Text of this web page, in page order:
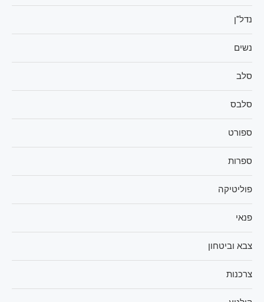
נדל"ן
נשים
סלב
סלבס
ספורט
ספרות
פוליטיקה
פנאי
צבא וביטחון
צרכנות